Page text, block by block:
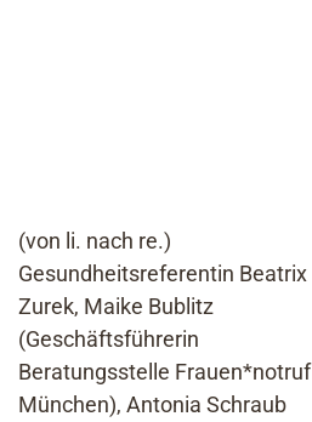
(von li. nach re.)
Gesundheitsreferentin Beatrix
Zurek, Maike Bublitz
(Geschäftsführerin
Beratungsstelle Frauen*notruf
München), Antonia Schraub